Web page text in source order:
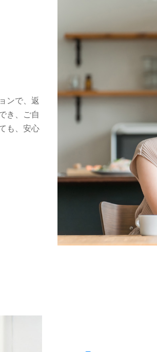
ンで、返
き、ご自
も、安心